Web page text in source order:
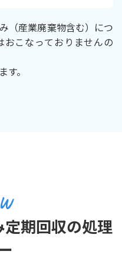
（産業廃棄物含む）につ
おこなっておりませんの
。
期回収の処理